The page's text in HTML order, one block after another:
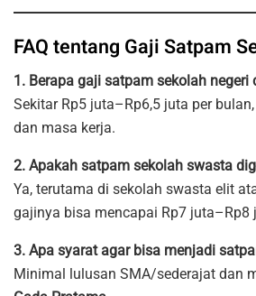
FAQ tentang Gaji Satpam
1. Berapa gaji satpam sekolah negeri
Sekitar Rp5 juta–Rp6,5 juta per
dan masa kerja.
2. Apakah satpam sekolah swasta
Ya, terutama di sekolah swasta elit
gajinya bisa mencapai Rp7 juta–Rp8
3. Apa syarat agar bisa menjadi
Minimal lulusan SMA/sederajat dan